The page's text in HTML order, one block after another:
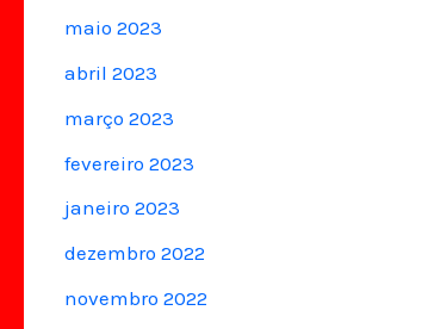
maio 2023
abril 2023
março 2023
fevereiro 2023
janeiro 2023
dezembro 2022
novembro 2022